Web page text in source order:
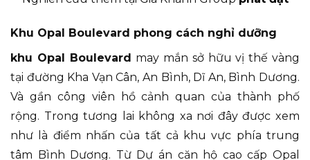
Khu Opal Boulevard phong cách nghỉ dưỡng
khu Opal Boulevard may mắn sở hữu vị thế vàng
tại đường Kha Vạn Cân, An Bình, Dĩ An, Bình Dương.
Và gần công viên hồ cảnh quan của thành phố
rộng. Trong tương lai không xa nơi đây được xem
như là điểm nhấn của tất cả khu vực phía trung
tâm Bình Dương. Từ Dự án căn hộ cao cấp Opal